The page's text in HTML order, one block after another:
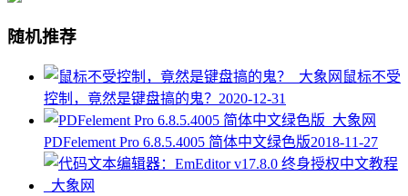
随机推荐
鼠标不受
控制，竟然是键盘搞的鬼？ 2020-12-31
PDFelement Pro 6.8.5.4005 简体中文绿色版2018-11-27